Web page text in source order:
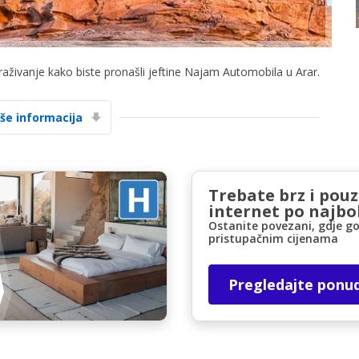
dobavljača
Prijava putem eLinka
kako biste pronašli jeftine Najam Automobila u Arar.
informacija
Trebate brz i
internet po
Ostanite povezani, gdje
pristupačnim cijenama
Pregledajte